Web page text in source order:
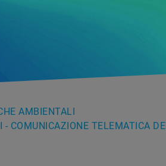
AMBIENTALI
- COMUNICAZIONE TELEMATICA